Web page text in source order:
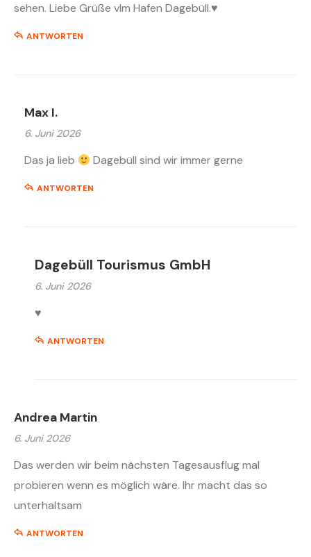
sehen. Liebe Grüße vlm Hafen Dagebüll.♥️
ANTWORTEN
Max I.
6. Juni 2026
Das ja lieb Dagebüll sind wir immer gerne
ANTWORTEN
Dagebüll Tourismus GmbH
6. Juni 2026
♥️
ANTWORTEN
Andrea Martin
6. Juni 2026
Das werden wir beim nächsten Tagesausflug mal
probieren wenn es möglich wäre. Ihr macht das so
unterhaltsam
ANTWORTEN